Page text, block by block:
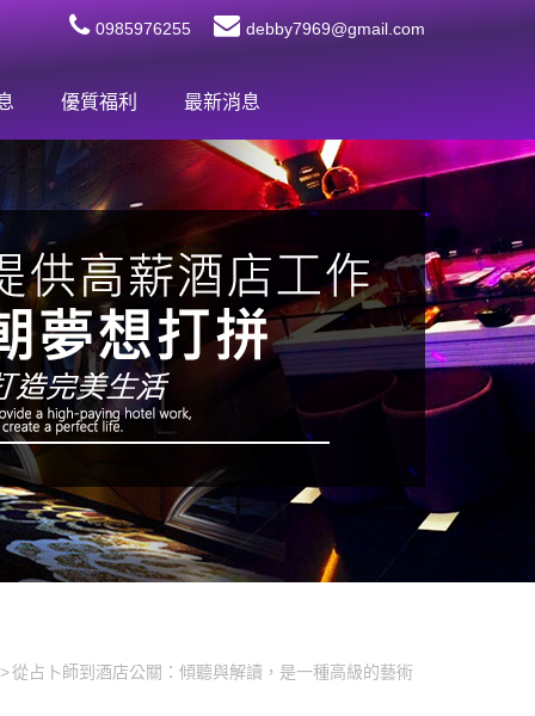
0985976255
debby7969@gmail.com
優質福利 最新消息
從占卜師到酒店公關：傾聽與解讀，是一種高級的藝術